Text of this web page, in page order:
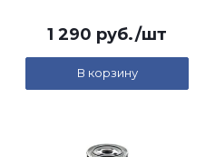
1 290 руб./шт
В корзину